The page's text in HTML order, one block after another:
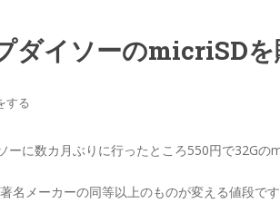
ダイソーのmicriSDを
する
ーに数カ月ぶりに行ったところ550円で32Gの
名メーカーの同等以上のものが変える値段で